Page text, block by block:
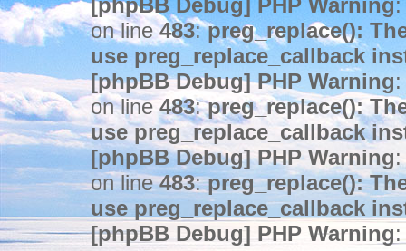
[phpBB Debug] PHP Warning
on line483:preg_replace():
use preg_replace_callback
[phpBB Debug] PHP Warning
on line483:preg_replace():
use preg_replace_callback
[phpBB Debug] PHP Warning
on line483:preg_replace():
use preg_replace_callback
[phpBB Debug] PHP Warning